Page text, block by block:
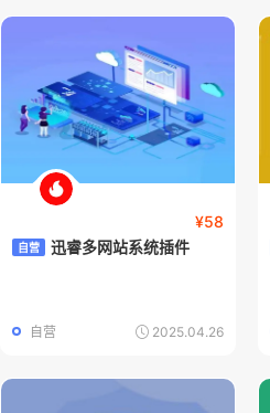
¥58
自营 迅睿多网站系统插件
2025.04.26
自营